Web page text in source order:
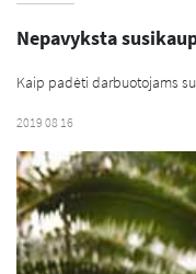
Nepavyksta
Kaip padėti darbuotojams
2019 08 16